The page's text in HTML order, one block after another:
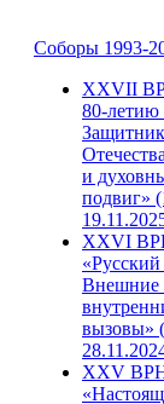
Соборы 1993-
ХХVII
80-
и
подвиг»
XXVI
Внешние
вызовы»
XXV